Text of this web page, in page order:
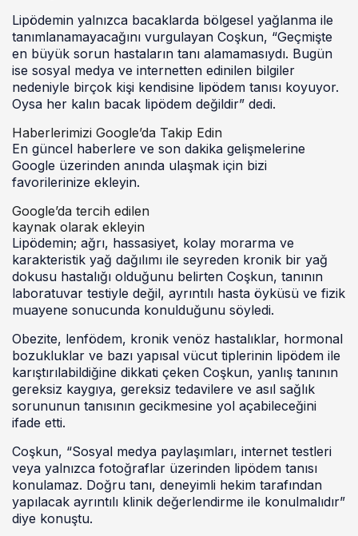
Lipödemin yalnızca bacaklarda bölgesel yağlanma ile
tanımlanamayacağını vurgulayan Coşkun, “Geçmişte
en büyük sorun hastaların tanı alamamasıydı. Bugün
ise sosyal medya ve internetten edinilen bilgiler
nedeniyle birçok kişi kendisine lipödem tanısı koyuyor.
Oysa her kalın bacak lipödem değildir” dedi.
Haberlerimizi Google’da Takip Edin
En güncel haberlere ve son dakika gelişmelerine
Google üzerinden anında ulaşmak için bizi
favorilerinize ekleyin.
Google’da tercih edilen
kaynak olarak ekleyin
Lipödemin; ağrı, hassasiyet, kolay morarma ve
karakteristik yağ dağılımı ile seyreden kronik bir yağ
dokusu hastalığı olduğunu belirten Coşkun, tanının
laboratuvar testiyle değil, ayrıntılı hasta öyküsü ve fizik
muayene sonucunda konulduğunu söyledi.
Obezite, lenfödem, kronik venöz hastalıklar, hormonal
bozukluklar ve bazı yapısal vücut tiplerinin lipödem ile
karıştırılabildiğine dikkati çeken Coşkun, yanlış tanının
gereksiz kaygıya, gereksiz tedavilere ve asıl sağlık
sorununun tanısının gecikmesine yol açabileceğini
ifade etti.
Coşkun, “Sosyal medya paylaşımları, internet testleri
veya yalnızca fotoğraflar üzerinden lipödem tanısı
konulamaz. Doğru tanı, deneyimli hekim tarafından
yapılacak ayrıntılı klinik değerlendirme ile konulmalıdır”
diye konuştu.